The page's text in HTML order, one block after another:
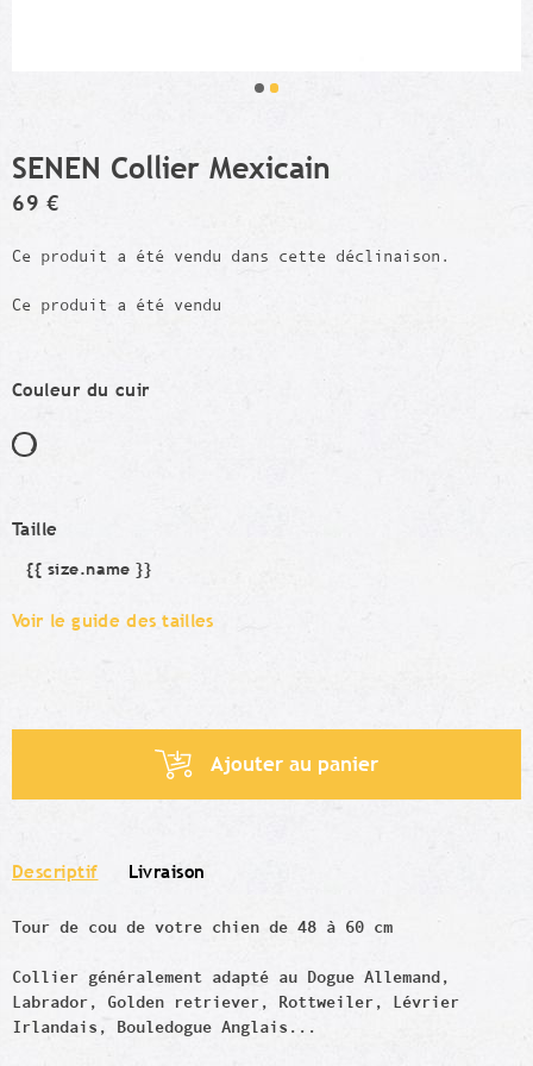
SENEN Collier Mexicain
69 €
Ce produit a été vendu dans cette déclinaison.
Ce produit a été vendu
Couleur du cuir
Taille
Taille
{{ size.name }}
Voir le guide des tailles
Ajouter au panier
Descriptif Livraison
Tour de cou de votre chien de 48 à 60 cm
Collier généralement adapté au Dogue Allemand,
Labrador, Golden retriever, Rottweiler, Lévrier
Irlandais, Bouledogue Anglais...